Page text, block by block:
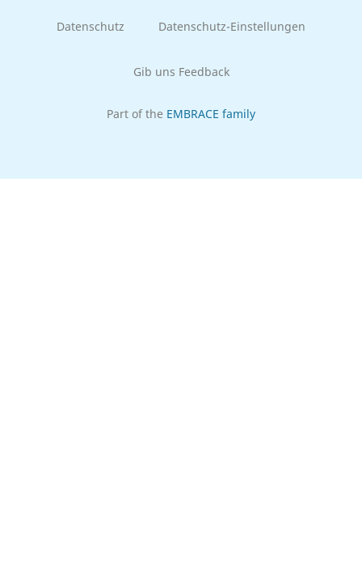
Datenschutz Datenschutz-Einstellungen
Gib uns Feedback
Part of the EMBRACE family